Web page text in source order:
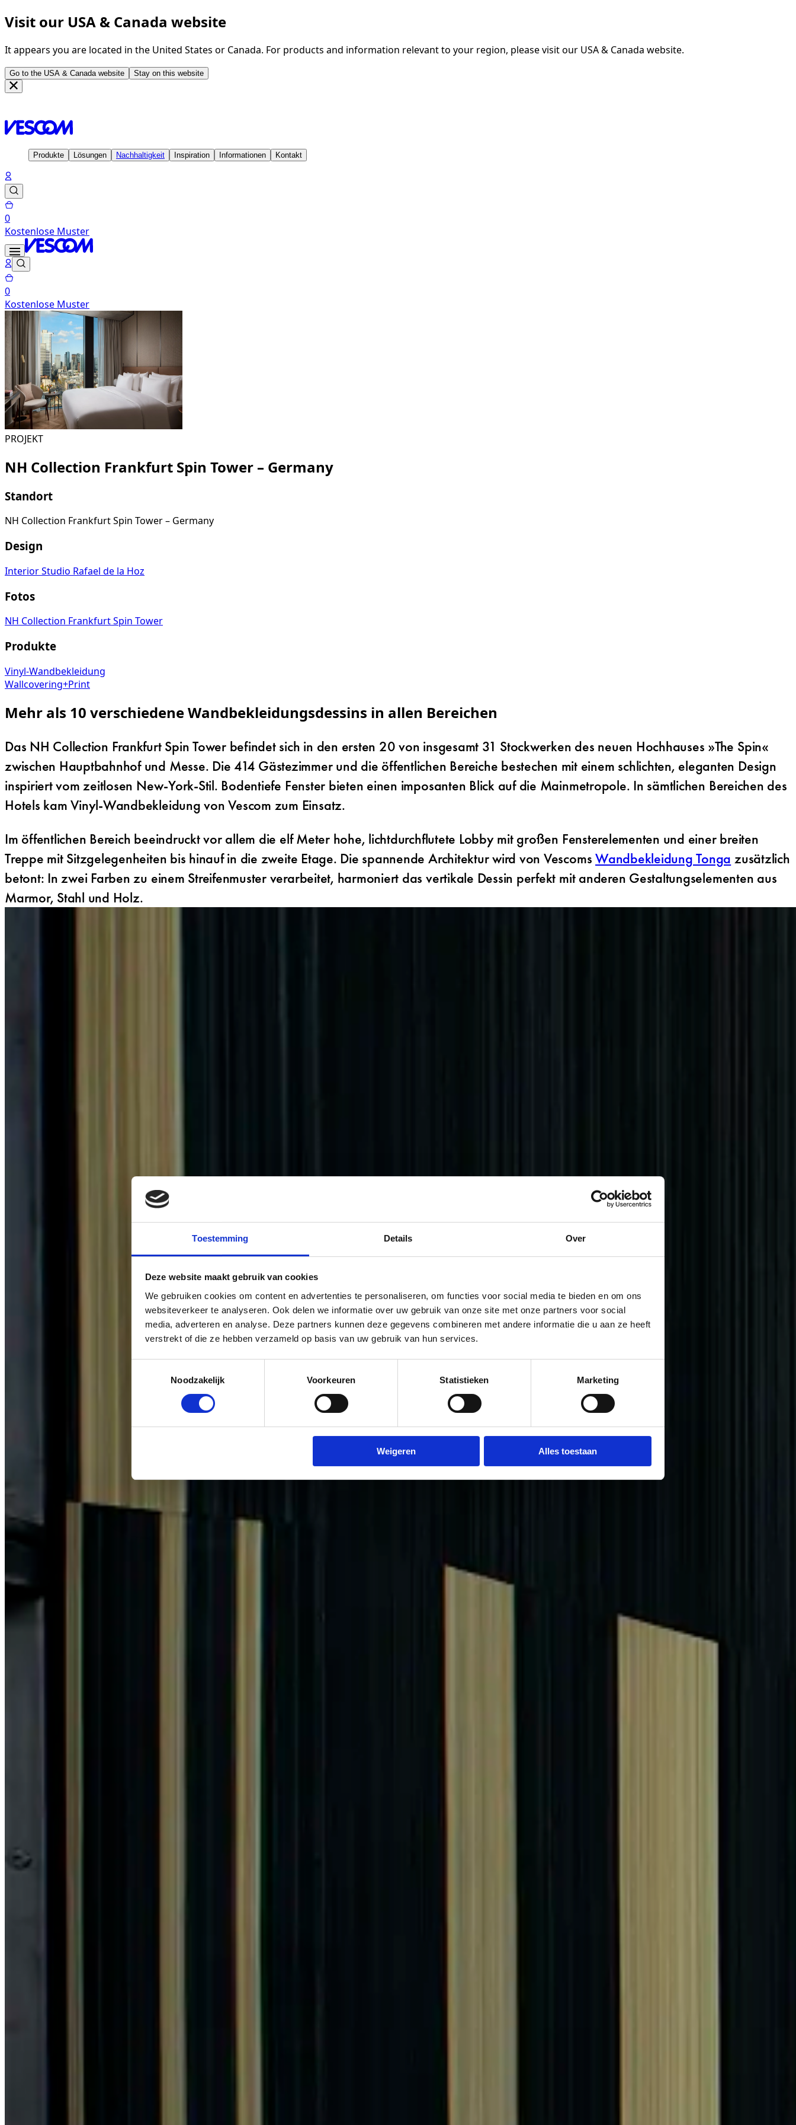
Toestemming Details Over
Deze website maakt gebruik van cookies
We gebruiken cookies om content en advertenties te personaliseren, om functies voor social media te bieden en om ons
websiteverkeer te analyseren. Ook delen we informatie over uw gebruik van onze site met onze partners voor social
media, adverteren en analyse. Deze partners kunnen deze gegevens combineren met andere informatie die u aan ze heeft
verstrekt of die ze hebben verzameld op basis van uw gebruik van hun services.
Noodzakelijk
Voorkeuren Statistieken Marketing
Weigeren Alles toestaan
Visit our USA & Canada website
It appears you are located in the United States or Canada. For products and information relevant to your region, please visit our USA & Canada website.
Go to the USA & Canada website Stay on this website
Produkte Lösungen Nachhaltigkeit Inspiration Informationen Kontakt
0
Kostenlose Muster
0
Kostenlose Muster
PROJEKT
NH Collection Frankfurt Spin Tower – Germany
Standort
NH Collection Frankfurt Spin Tower – Germany
Design
Interior Studio Rafael de la Hoz
Fotos
NH Collection Frankfurt Spin Tower
Produkte
Vinyl-Wandbekleidung
Wallcovering+Print
Mehr als 10 verschiedene Wandbekleidungsdessins in allen Bereichen
Das NH Collection Frankfurt Spin Tower befindet sich in den ersten 20 von insgesamt 31 Stockwerken des neuen Hochhauses »The Spin«
zwischen Hauptbahnhof und Messe. Die 414 Gästezimmer und die öffentlichen Bereiche bestechen mit einem schlichten, eleganten Design
inspiriert vom zeitlosen New-York-Stil. Bodentiefe Fenster bieten einen imposanten Blick auf die Mainmetropole. In sämtlichen Bereichen des
Hotels kam Vinyl-Wandbekleidung von Vescom zum Einsatz.
Im öffentlichen Bereich beeindruckt vor allem die elf Meter hohe, lichtdurchflutete Lobby mit großen Fensterelementen und einer breiten
Treppe mit Sitzgelegenheiten bis hinauf in die zweite Etage. Die spannende Architektur wird von VescomsWandbekleidung Tonga zusätzlich
betont: In zwei Farben zu einem Streifenmuster verarbeitet, harmoniert das vertikale Dessin perfekt mit anderen Gestaltungselementen aus
Marmor, Stahl und Holz.